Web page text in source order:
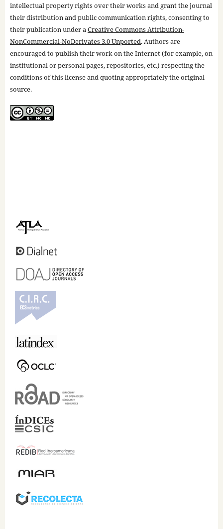
intellectual property rights over their works and grant the journal
their distribution and public communication rights, consenting to
their publication under aCreative Commons Attribution-
NonCommercial-NoDerivates 3.0 Unported. Authors are
encouraged to publish their work on the Internet (for example, on
institutional or personal pages, repositories, etc.) respecting the
conditions of this license and quoting appropriately the original
source.